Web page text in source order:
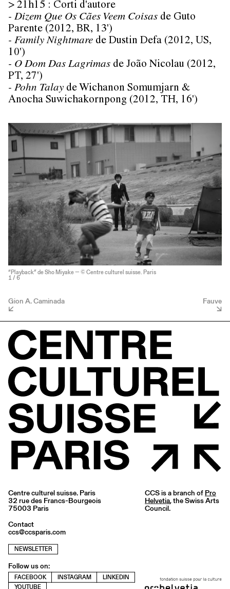
> 21h15 : Corti d'autore
- Dizem Que Os Cães Veem Coisas de Guto
Parente (2012, BR, 13')
- Family Nightmare de Dustin Defa (2012, US,
10')
- O Dom Das Lagrimas de João Nicolau (2012,
PT, 27')
- Pohn Talay de Wichanon Somumjarn &
Anocha Suwichakornpong (2012, TH, 16')
“Playback” de Sho Miyake — © Centre culturel suisse. Paris
1 / 6
Gion A. Caminada Fauve
Centre culturel suisse. Paris
32 rue des Francs-Bourgeois
75003 Paris
Contact
ccs@ccsparis.com
NEWSLETTER
Follow us on:
FACEBOOK INSTAGRAM
LINKEDIN
YOUTUBE
CCS is a branch of Pro
Helvetia, the Swiss Arts
Council.